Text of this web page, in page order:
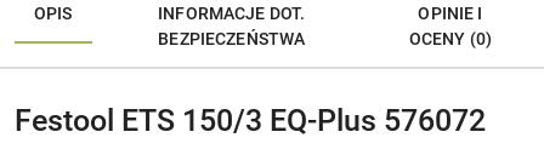
OPIS
INFORMACJE DOT.
BEZPIECZEŃSTWA
OPINIE I
OCENY (0)
Festool ETS 150/3 EQ-Plus 576072